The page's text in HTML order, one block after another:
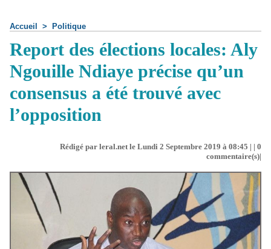
Accueil > Politique
Report des élections locales: Aly
Ngouille Ndiaye précise qu’un
consensus a été trouvé avec
l’opposition
Rédigé par leral.net le Lundi 2 Septembre 2019 à 08:45 | | 0
commentaire(s)|